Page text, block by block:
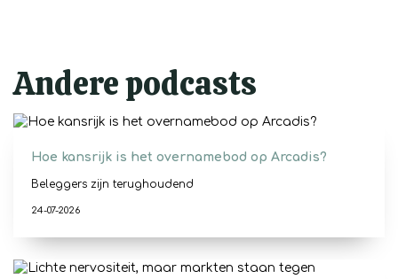
Andere podcasts
Hoe kansrijk is het overnamebod op Arcadis?
Beleggers zijn terughoudend
24-07-2026